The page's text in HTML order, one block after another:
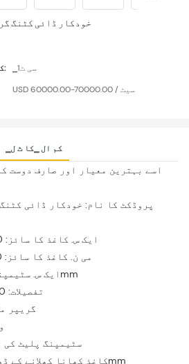
خودکار ڈائی کٹنگ
کم از کم آرڈر کی مقدار:
▁سی ٹ1
USD 60000.00-70000.00 / سیٹ
▁کم ال ▁کا ٹ ل
اسے بہترین معیار اور صارف دوست
پروڈکٹ کا نام: خودکار ڈائی
▁ایک س. کاغذ کا سائز: 640 * 910 ملی میٹر
▁می ن. کاغذ کا سائز: 210 * 280 ملی میٹر
▁ایک س. سٹیمپنگ ایریا: 640*860mm
تفصیلات: 50-1000 گرام / ایم2
گریپر مارجن:
سٹیمپنگ پلیٹ کی موٹائی:
کاغذ کھانا کھلانے کے ڈھیر کی اونچائی: 340mm